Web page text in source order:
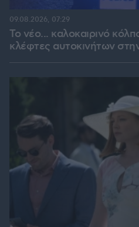
Το νέο... καλοκαιρινό
κλέφτες αυτοκινήτων
09.08.2026, 07:29